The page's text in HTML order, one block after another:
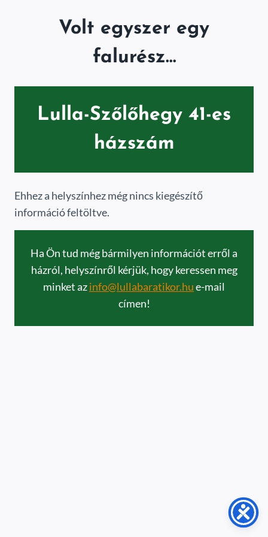
Volt egyszer egy
falurész…
Lulla-Szőlőhegy 41-es
házszám
Ehhez a helyszínhez még nincs kiegészítő
információ feltöltve.
Ha Ön tud még bármilyen információt erről a
házról, helyszínről kérjük, hogy keressen meg
minket azinfo@lullabaratikor.hue-mail
címen!